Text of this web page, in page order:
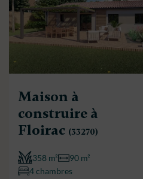
Maison à
construire à
Floirac (33270)
358 m²
90 m²
4 chambres